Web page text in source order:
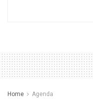
Home Agenda